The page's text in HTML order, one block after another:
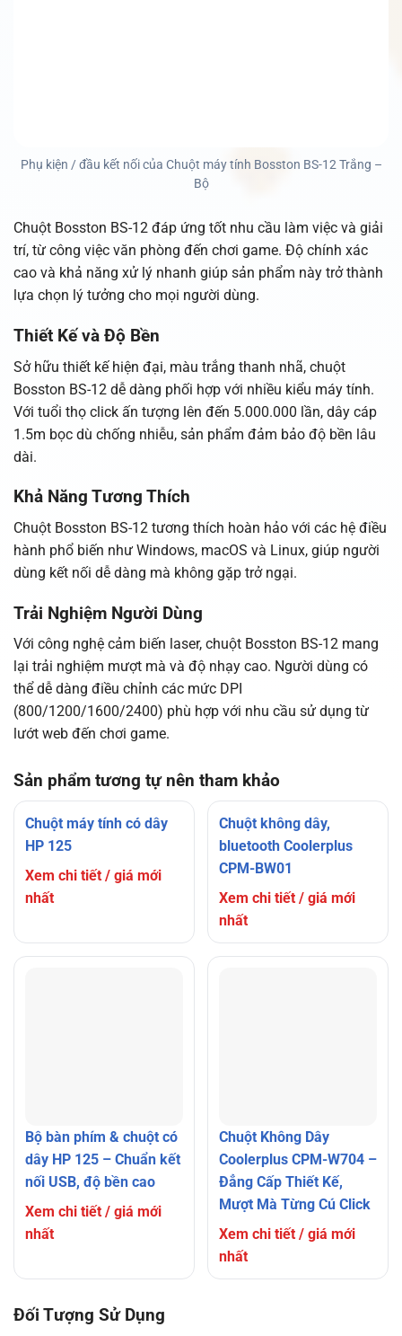
Phụ kiện / đầu kết nối của Chuột máy tính Bosston BS-12 Trắng –
Bộ
Chuột Bosston BS-12 đáp ứng tốt nhu cầu làm việc và giải
trí, từ công việc văn phòng đến chơi game. Độ chính xác
cao và khả năng xử lý nhanh giúp sản phẩm này trở thành
lựa chọn lý tưởng cho mọi người dùng.
Thiết Kế và Độ Bền
Sở hữu thiết kế hiện đại, màu trắng thanh nhã, chuột
Bosston BS-12 dễ dàng phối hợp với nhiều kiểu máy tính.
Với tuổi thọ click ấn tượng lên đến 5.000.000 lần, dây cáp
1.5m bọc dù chống nhiễu, sản phẩm đảm bảo độ bền lâu
dài.
Khả Năng Tương Thích
Chuột Bosston BS-12 tương thích hoàn hảo với các hệ điều
hành phổ biến như Windows, macOS và Linux, giúp người
dùng kết nối dễ dàng mà không gặp trở ngại.
Trải Nghiệm Người Dùng
Với công nghệ cảm biến laser, chuột Bosston BS-12 mang
lại trải nghiệm mượt mà và độ nhạy cao. Người dùng có
thể dễ dàng điều chỉnh các mức DPI
(800/1200/1600/2400) phù hợp với nhu cầu sử dụng từ
lướt web đến chơi game.
Sản phẩm tương tự nên tham khảo
Chuột máy tính có dây
HP 125
Xem chi tiết / giá mới
nhất
Chuột không dây,
bluetooth Coolerplus
CPM-BW01
Xem chi tiết / giá mới
nhất
Bộ bàn phím & chuột có
dây HP 125 – Chuẩn kết
nối USB, độ bền cao
Xem chi tiết / giá mới
nhất
Chuột Không Dây
Coolerplus CPM-W704 –
Đẳng Cấp Thiết Kế,
Mượt Mà Từng Cú Click
Xem chi tiết / giá mới
nhất
Đối Tượng Sử Dụng